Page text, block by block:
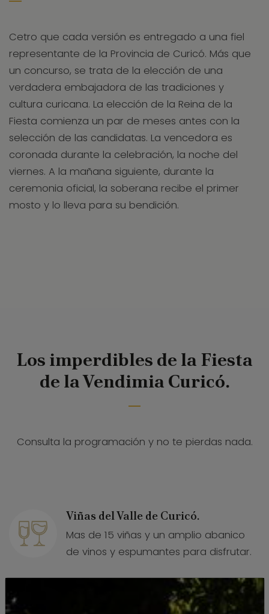
Cetro que cada versión es entregado a una fiel
representante de la Provincia de Curicó. Más que
un concurso, se trata de la elección de una
verdadera embajadora de las tradiciones y
cultura curicana. La elección de la Reina de la
Fiesta comienza un par de meses antes con la
selección de las candidatas. La vencedora es
coronada durante la celebración, la noche del
viernes. A la mañana siguiente, durante la
ceremonia oficial, la soberana recibe el primer
mosto y lo lleva para su bendición.
Los imperdibles de la Fiesta
de la Vendimia Curicó.
Consulta la programación y no te pierdas nada.
Viñas del Valle de Curicó.
Mas de 15 viñas y un amplio abanico
de vinos y espumantes para disfrutar.
Bar de Vinos Premium Valle Curicó.
Oportunidad para degustar vinos